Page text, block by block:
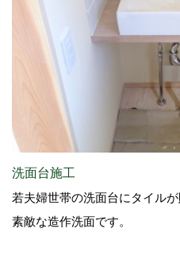
洗面台施工
若夫婦世帯の洗面台にタイルが
素敵な造作洗面です。